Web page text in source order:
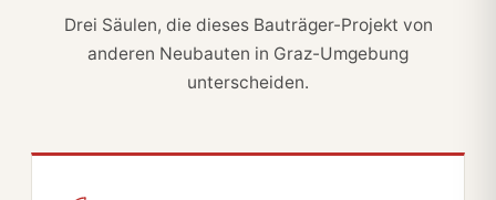
Drei Säulen, die dieses Bauträger-Projekt von
anderen Neubauten in Graz-Umgebung
unterscheiden.